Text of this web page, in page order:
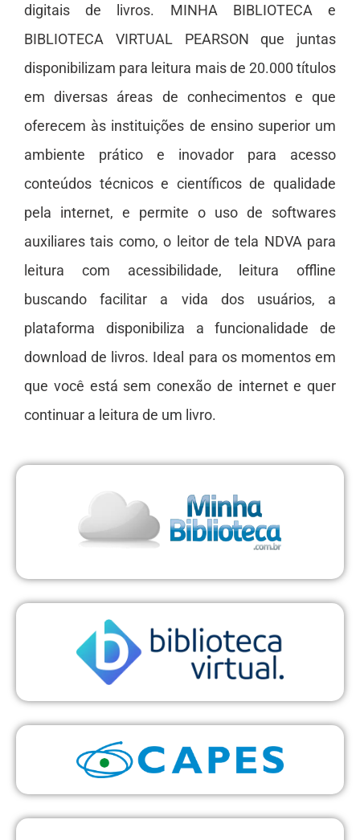
digitais de livros. MINHA BIBLIOTECA e
BIBLIOTECA VIRTUAL PEARSON que juntas
disponibilizam para leitura mais de 20.000 títulos
em diversas áreas de conhecimentos e que
oferecem às instituições de ensino superior um
ambiente prático e inovador para acesso
conteúdos técnicos e científicos de qualidade
pela internet, e permite o uso de softwares
auxiliares tais como, o leitor de tela NDVA para
leitura com acessibilidade, leitura offline
buscando facilitar a vida dos usuários, a
plataforma disponibiliza a funcionalidade de
download de livros. Ideal para os momentos em
que você está sem conexão de internet e quer
continuar a leitura de um livro.